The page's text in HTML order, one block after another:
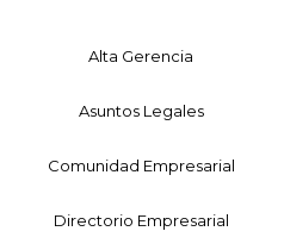
Alta Gerencia
Asuntos Legales
Comunidad Empresarial
Directorio Empresarial